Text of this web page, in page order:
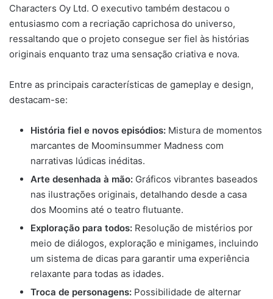
Characters Oy Ltd. O executivo também destacou o
entusiasmo com a recriação caprichosa do universo,
ressaltando que o projeto consegue ser fiel às histórias
originais enquanto traz uma sensação criativa e nova.
Entre as principais características de gameplay e design,
destacam-se:
História fiel e novos episódios: Mistura de momentos
marcantes de Moominsummer Madness com
narrativas lúdicas inéditas.
Arte desenhada à mão: Gráficos vibrantes baseados
nas ilustrações originais, detalhando desde a casa
dos Moomins até o teatro flutuante.
Exploração para todos: Resolução de mistérios por
meio de diálogos, exploração e minigames, incluindo
um sistema de dicas para garantir uma experiência
relaxante para todas as idades.
Troca de personagens: Possibilidade de alternar